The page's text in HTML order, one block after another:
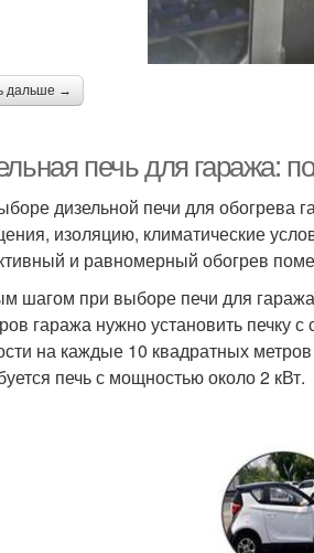
дальше →
печь для гаража:
дизельной печи для обогрева
изоляцию, климатические
и равномерный обогрев
шагом при выборе печи для
гаража нужно установить печку
на каждые 10 квадратных
печь с мощностью около 2 кВт.